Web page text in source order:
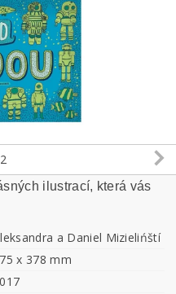
ilustrací, která vás
a Daniel Mizielińští
x 378 mm